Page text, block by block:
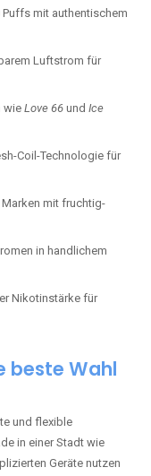
Puffs mit authentischem
Luftstrom für
wieLove 66 und Ice
Coil-Technologie für
mit fruchtig-
in handlichem
Nikotinstärke für
beste Wahl
und flexible
in einer Stadt wie
Geräte nutzen